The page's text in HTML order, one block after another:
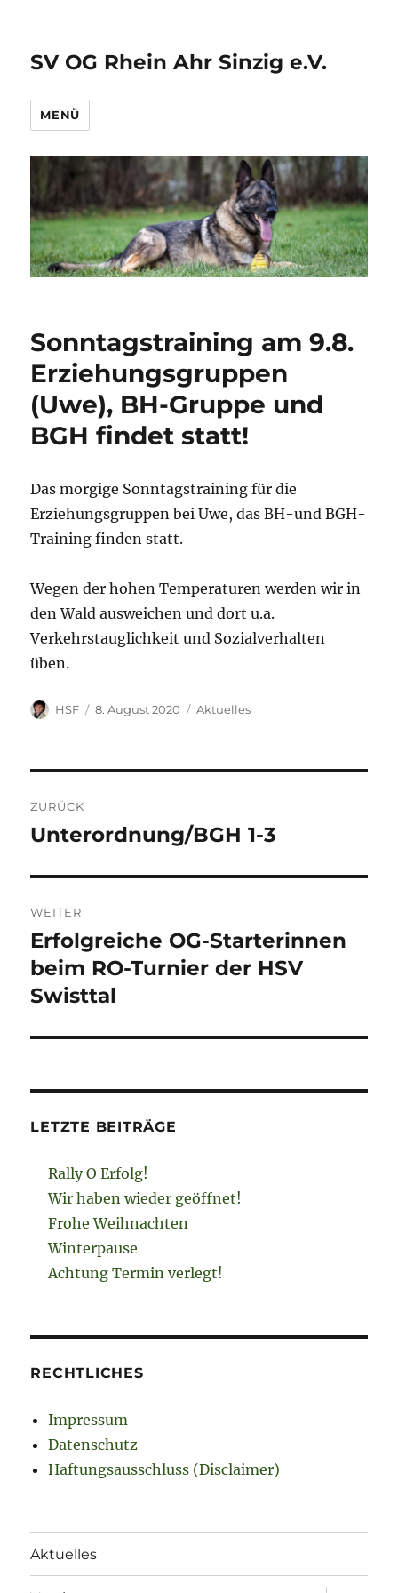
SV OG Rhein Ahr Sinzig e.V.
MENÜ
Sonntagstraining am 9.8.
Erziehungsgruppen
(Uwe), BH-Gruppe und
BGH findet statt!
Das morgige Sonntagstraining für die
Erziehungsgruppen bei Uwe, das BH-und BGH-
Training finden statt.
Wegen der hohen Temperaturen werden wir in
den Wald ausweichen und dort u.a.
Verkehrstauglichkeit und Sozialverhalten
üben.
Autor
HSF
Veröffentlicht
8. August 2020 Kategorien
Aktuelles
ZURÜCK
Vorheriger
Unterordnung/BGH 1-3
WEITER
Nächster
Beitrag:
Erfolgreiche OG-Starterinnen
beim RO-Turnier der HSV
Swisttal
LETZTE BEITRÄGE
Rally O Erfolg!
Wir haben wieder geöffnet!
Frohe Weihnachten
Winterpause
Achtung Termin verlegt!
RECHTLICHES
Impressum
Datenschutz
Haftungsausschluss (Disclaimer)
Aktuelles